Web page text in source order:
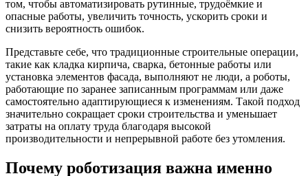
том, чтобы автоматизировать рутинные, трудоёмкие и
опасные работы, увеличить точность, ускорить сроки и
снизить вероятность ошибок.
Представьте себе, что традиционные строительные операции,
такие как кладка кирпича, сварка, бетонные работы или
установка элементов фасада, выполняют не люди, а роботы,
работающие по заранее записанным программам или даже
самостоятельно адаптирующиеся к изменениям. Такой подход
значительно сокращает сроки строительства и уменьшает
затраты на оплату труда благодаря высокой
производительности и непрерывной работе без утомления.
Почему роботизация важна именно